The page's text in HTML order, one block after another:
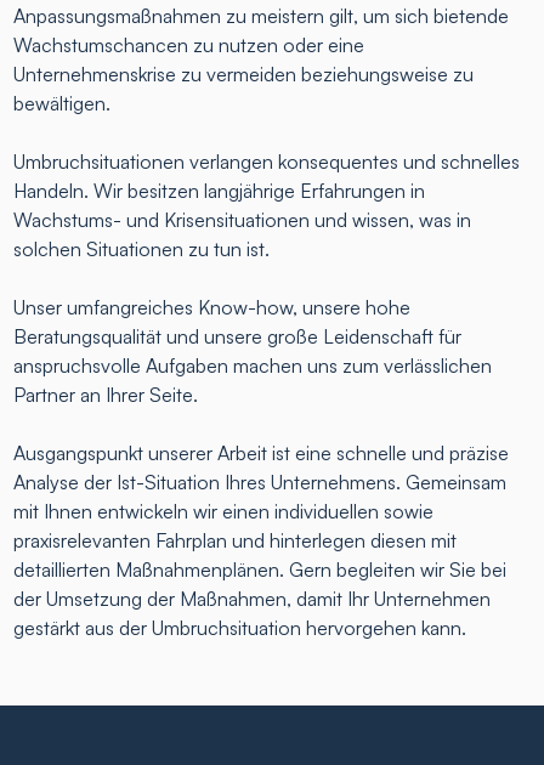
Anpassungsmaßnahmen zu meistern gilt, um sich bietende
Wachstumschancen zu nutzen oder eine
Unternehmenskrise zu vermeiden beziehungsweise zu
bewältigen.
Umbruchsituationen verlangen konsequentes und schnelles
Handeln. Wir besitzen langjährige Erfahrungen in
Wachstums- und Krisensituationen und wissen, was in
solchen Situationen zu tun ist.
Unser umfangreiches Know-how, unsere hohe
Beratungsqualität und unsere große Leidenschaft für
anspruchsvolle Aufgaben machen uns zum verlässlichen
Partner an Ihrer Seite.
Ausgangspunkt unserer Arbeit ist eine schnelle und präzise
Analyse der Ist-Situation Ihres Unternehmens. Gemeinsam
mit Ihnen entwickeln wir einen individuellen sowie
praxisrelevanten Fahrplan und hinterlegen diesen mit
detaillierten Maßnahmenplänen. Gern begleiten wir Sie bei
der Umsetzung der Maßnahmen, damit Ihr Unternehmen
gestärkt aus der Umbruchsituation hervorgehen kann.